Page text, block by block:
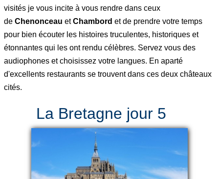
visités je vous incite à vous rendre dans ceux
de Chenonceau etChambord et de prendre votre temps
pour bien écouter les histoires truculentes, historiques et
étonnantes qui les ont rendu célèbres. Servez vous des
audiophones et choisissez votre langues. En aparté
d'excellents restaurants se trouvent dans ces deux châteaux
cités.
La Bretagne jour 5